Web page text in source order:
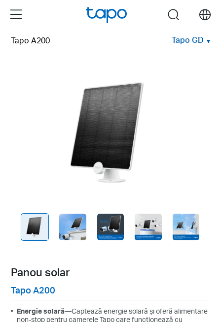
Menu search
Tapo A200 Tapo GD
Panou solar
Tapo A200
Energie solară—Captează energie solară și oferă alimentare
non-stop pentru camerele Tapo care funcționează cu